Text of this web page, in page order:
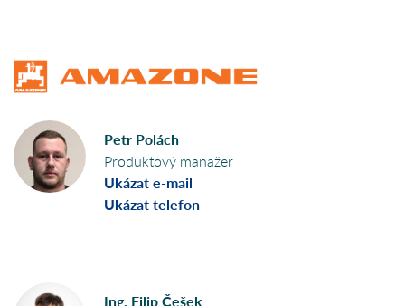
Petr Polách
Produktový manažer
Ukázat e-mail
Ukázat telefon
Ing. Filip Češek